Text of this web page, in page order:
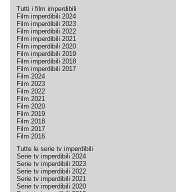
Tutti i film imperdibili
Film imperdibili 2024
Film imperdibili 2023
Film imperdibili 2022
Film imperdibili 2021
Film imperdibili 2020
Film imperdibili 2019
Film imperdibili 2018
Film imperdibili 2017
Film 2024
Film 2023
Film 2022
Film 2021
Film 2020
Film 2019
Film 2018
Film 2017
Film 2016
Tutte le serie tv imperdibili
Serie tv imperdibili 2024
Serie tv imperdibili 2023
Serie tv imperdibili 2022
Serie tv imperdibili 2021
Serie tv imperdibili 2020